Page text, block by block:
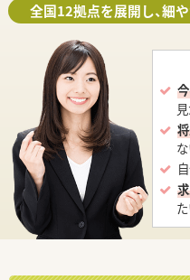
全国12拠点を展開し、細